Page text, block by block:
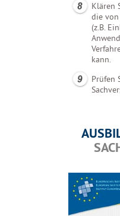
Klären
die
(z.B.
kann.
Prüfen